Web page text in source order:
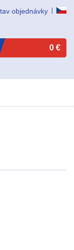
objednávky
0 €